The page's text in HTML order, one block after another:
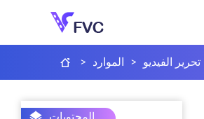
> الموارد > تحرير الفيديو